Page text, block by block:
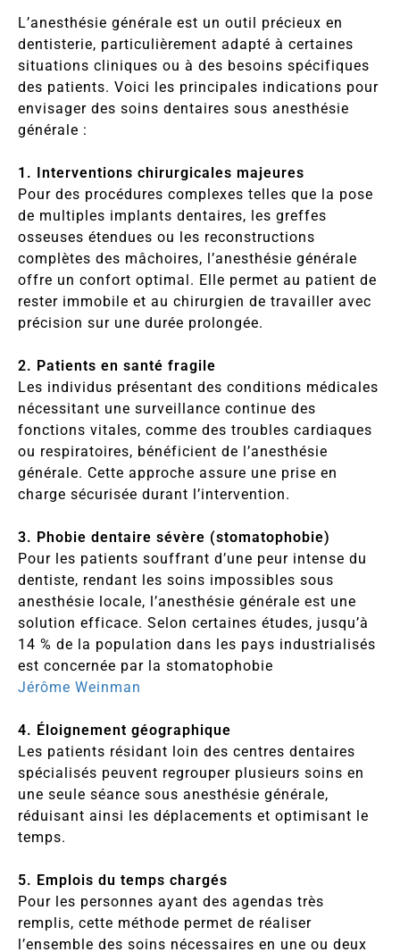
L’anesthésie générale est un outil précieux en
dentisterie, particulièrement adapté à certaines
situations cliniques ou à des besoins spécifiques
des patients. Voici les principales indications pour
envisager des soins dentaires sous anesthésie
générale :
1. Interventions chirurgicales majeures
Pour des procédures complexes telles que la pose
de multiples implants dentaires, les greffes
osseuses étendues ou les reconstructions
complètes des mâchoires, l’anesthésie générale
offre un confort optimal. Elle permet au patient de
rester immobile et au chirurgien de travailler avec
précision sur une durée prolongée.
2. Patients en santé fragile
Les individus présentant des conditions médicales
nécessitant une surveillance continue des
fonctions vitales, comme des troubles cardiaques
ou respiratoires, bénéficient de l’anesthésie
générale. Cette approche assure une prise en
charge sécurisée durant l’intervention.
3. Phobie dentaire sévère (stomatophobie)
Pour les patients souffrant d’une peur intense du
dentiste, rendant les soins impossibles sous
anesthésie locale, l’anesthésie générale est une
solution efficace. Selon certaines études, jusqu’à
14 % de la population dans les pays industrialisés
est concernée par la stomatophobie
Jérôme Weinman
4. Éloignement géographique
Les patients résidant loin des centres dentaires
spécialisés peuvent regrouper plusieurs soins en
une seule séance sous anesthésie générale,
réduisant ainsi les déplacements et optimisant le
temps.
5. Emplois du temps chargés
Pour les personnes ayant des agendas très
remplis, cette méthode permet de réaliser
l’ensemble des soins nécessaires en une ou deux